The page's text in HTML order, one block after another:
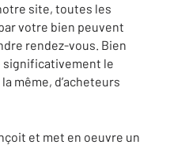
site, toutes les
votre bien peuvent
rendez-vous. Bien
significativement le
même, d’acheteurs
et met en oeuvre un